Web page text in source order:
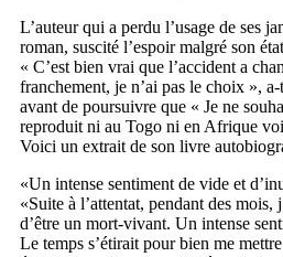
L’auteur qui a perdu l’usage de ses
roman, suscité l’espoir malgré son
« C’est bien vrai que l’accident a
franchement, je n’ai pas le choix »,
avant de poursuivre que « Je ne
reproduit ni au Togo ni en Afrique
Voici un extrait de son livre
«Un intense sentiment de vide et
«Suite à l’attentat, pendant des mois,
d’être un mort-vivant. Un intense
Le temps s’étirait pour bien me